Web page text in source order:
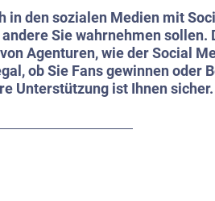
in den sozialen Medien mit
Sie wahrnehmen sollen.
Agenturen, wie der Social
ob Sie Fans gewinnen oder
Unterstützung ist Ihnen sicher.